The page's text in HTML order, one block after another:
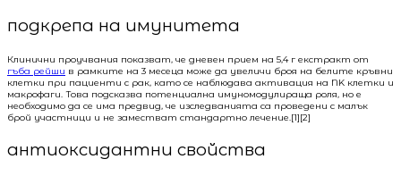
подкрепа на имунитета
Клинични проучвания показват, че дневен прием на 5,4 г екстракт от
гъба рейши в рамките на 3 месеца може да увеличи броя на белите кръвни
клетки при пациенти с рак, като се наблюдава активация на NK клетки и
макрофаги. Това подсказва потенциална имуномодулираща роля, но е
необходимо да се има предвид, че изследванията са проведени с малък
брой участници и не заместват стандартно лечение.[1][2]
антиоксидантни свойства